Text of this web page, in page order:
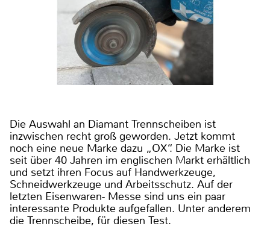
Die Auswahl an Diamant Trennscheiben ist
inzwischen recht groß geworden. Jetzt kommt
noch eine neue Marke dazu „OX“. Die Marke ist
seit über 40 Jahren im englischen Markt erhältlich
und setzt ihren Focus auf Handwerkzeuge,
Schneidwerkzeuge und Arbeitsschutz. Auf der
letzten Eisenwaren- Messe sind uns ein paar
interessante Produkte aufgefallen. Unter anderem
die Trennscheibe, für diesen Test.